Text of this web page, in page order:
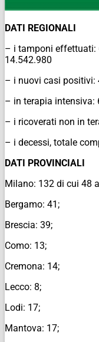
DATI REGIONALI
– i tamponi effettuati:
14.542.980
– i nuovi casi positivi:
– in terapia intensiva:
– i ricoverati non in
– i decessi, totale
DATI PROVINCIALI
Milano: 132 di cui 48
Bergamo: 41;
Brescia: 39;
Como: 13;
Cremona: 14;
Lecco: 8;
Lodi: 17;
Mantova: 17;